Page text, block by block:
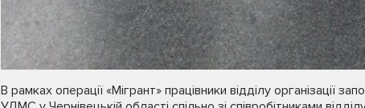
В рамках операції «Мігрант» працівники відділу організації